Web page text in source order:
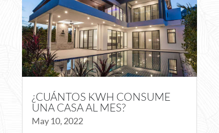
¿CUÁNTOS KWH CONSUME
UNA CASA AL MES?
May 10, 2022